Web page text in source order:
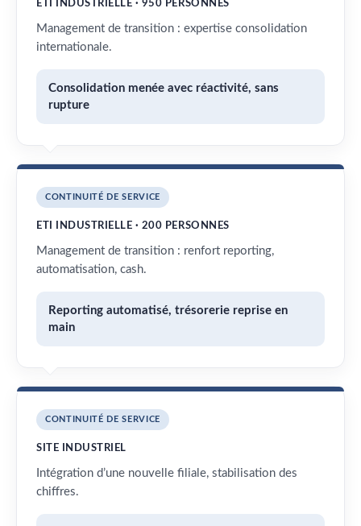
ETI INDUSTRIELLE · 950 PERSONNES
Management de transition : expertise consolidation
internationale.
Consolidation menée avec réactivité, sans
rupture
CONTINUITÉ DE SERVICE
ETI INDUSTRIELLE · 200 PERSONNES
Management de transition : renfort reporting,
automatisation, cash.
Reporting automatisé, trésorerie reprise en
main
CONTINUITÉ DE SERVICE
SITE INDUSTRIEL
Intégration d’une nouvelle filiale, stabilisation des
chiffres.